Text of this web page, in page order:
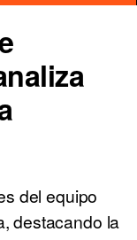
del equipo
destacando la